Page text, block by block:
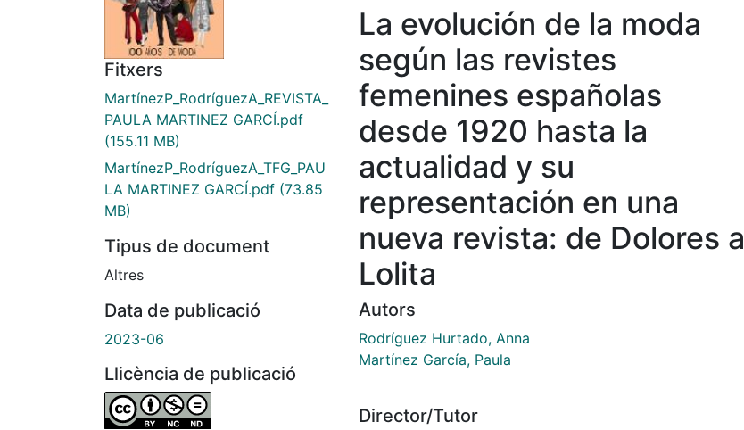
Fitxers
MartínezP_RodríguezA_REVISTA_
PAULA MARTINEZ GARCÍ.pdf
(155.11 MB)
MartínezP_RodríguezA_TFG_PAU
LA MARTINEZ GARCÍ.pdf (73.85
MB)
Tipus de document
Altres
Data de publicació
2023-06
Llicència de publicació
La evolución de la moda
según las revistes
femenines españolas
desde 1920 hasta la
actualidad y su
representación en una
nueva revista: de Dolores a
Lolita
Autors
Rodríguez Hurtado, Anna
Martínez García, Paula
Director/Tutor